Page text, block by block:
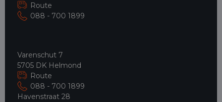
Route
088 - 700 1899
Varenschut 7
5705 DK Helmond
Route
088 - 700 1899
Havenstraat 28